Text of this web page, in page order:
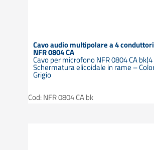
Cavo audio multipolare a 4
NFR 0804 CA
Cavo per microfono NFR 0804 CA
Schermatura elicoidale in rame –
Grigio
Cod: NFR 0804 CA bk